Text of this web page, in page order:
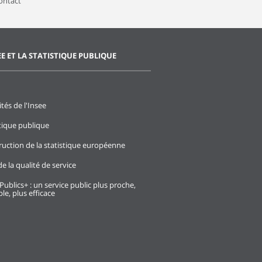
ET LA STATISTIQUE PUBLIQUE
de l'Insee
publique
de la statistique européenne
la qualité de service
: un service public plus proche,
plus efficace